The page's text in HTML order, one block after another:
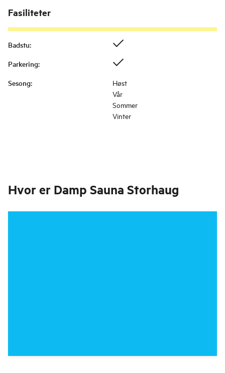
Fasiliteter
Badstu:
Parkering:
Sesong:
Høst
Vår
Sommer
Vinter
Hvor er Damp Sauna Storhaug